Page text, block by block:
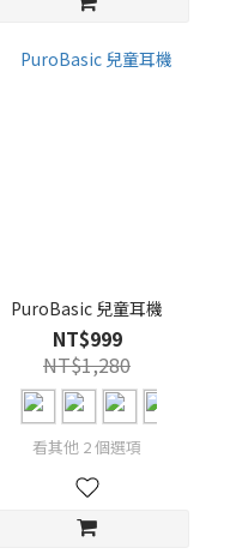
PuroBasic 兒童耳機
NT$999
NT$1,280
看其他 2 個選項